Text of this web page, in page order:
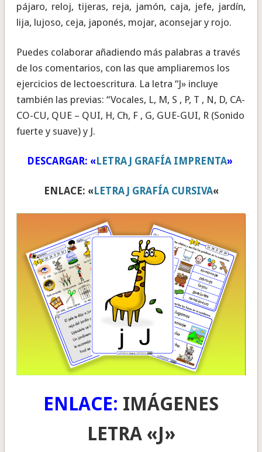
pájaro, reloj, tijeras, reja, jamón, caja, jefe, jardín,
lija, lujoso, ceja, japonés, mojar, aconsejar y rojo.
Puedes colaborar añadiendo más palabras a través
de los comentarios, con las que ampliaremos los
ejercicios de lectoescritura. La letra “J» incluye
también las previas: “Vocales, L, M, S , P, T , N, D, CA-
CO-CU, QUE – QUI, H, Ch, F , G, GUE-GUI, R (Sonido
fuerte y suave) y J.
DESCARGAR: « LETRA J GRAFÍA IMPRENTA»
ENLACE: «LETRA J GRAFÍA CURSIVA«
ENLACE: IMÁGENES
LETRA «J»